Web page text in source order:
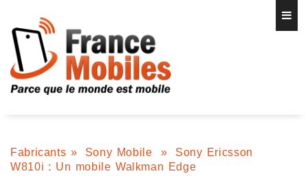
Fabricants » Sony Mobile »
Sony Ericsson
W810i : Un mobile Walkman Edge